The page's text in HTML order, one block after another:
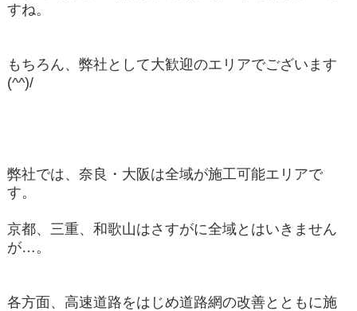
すね。
もちろん、弊社として大歓迎のエリアでございます
(^^)/
弊社では、奈良・大阪は全域が施工可能エリアで
す。
京都、三重、和歌山はさすがに全域とはいきません
が…。
各方面、高速道路をはじめ道路網の改善とともに施